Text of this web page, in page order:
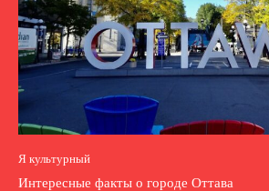
Я культурный
Интересные факты о городе Оттава